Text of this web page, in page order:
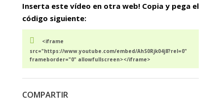
Inserta este vídeo en otra web! Copia y pega el
código siguiente:
<iframe
src="https://www.youtube.com/embed/AhS0Rjk04j8?rel=0"
frameborder="0" allowfullscreen></iframe>
COMPARTIR